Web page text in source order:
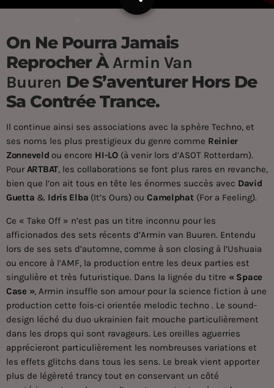
On Ne Pourra Jamais
Reprocher ÀArmin Van
Buuren De S’aventurer Hors De
Sa Contrée Trance.
Il continue ainsi ses associations avec la sphère Techno, et
ses noms les plus prestigieux du genre comme Reinier
Zonneveld ou encore HI-LO(à venir lors d’ASOT Rotterdam).
PourARTBAT, les collaborations se font plus rares en revanche,
bien que l’on ait tous en tête les énormes succès avec David
Guetta & Idris Elba (It’s Ours) ouCamelphat(For a Feeling).
Ce « Take Off » n’est pas un titre inconnu pour les
afficionados des sets récents d’Armin van Buuren. Entendu
lors de ses sets d’automne, comme à son closing à l’Ushuaia
ou encore à l’AMF, la production entre les deux parties est
singulière et très futuristique. Dans la lignée du titre « Space
Case », Armin insuffle son amour pour la science fiction à une
production cette fois-ci orientée melodic techno . Le sound-
design léché du duo ukrainien fait mouche particulièrement
dans les drops qui sont ravageurs. Les oreilles aguerries
apprécieront particulièrement les nombreuses variations et
les effets glitchs dans tous les sens. Le break vient apporter
plus de légèreté trancy tout en conservant un côté